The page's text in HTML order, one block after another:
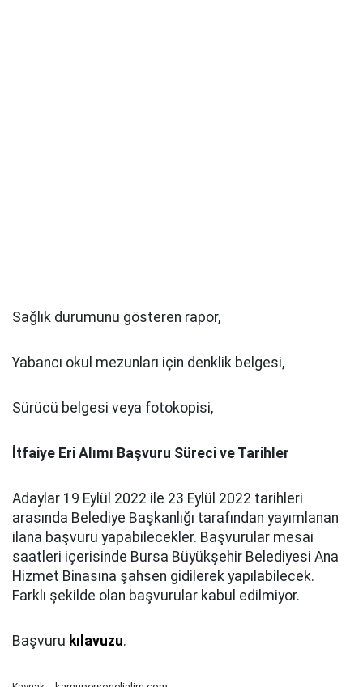
Sağlık durumunu gösteren rapor,
Yabancı okul mezunları için denklik belgesi,
Sürücü belgesi veya fotokopisi,
İtfaiye Eri Alımı Başvuru Süreci ve Tarihler
Adaylar 19 Eylül 2022 ile 23 Eylül 2022 tarihleri
arasında Belediye Başkanlığı tarafından yayımlanan
ilana başvuru yapabilecekler. Başvurular mesai
saatleri içerisinde Bursa Büyükşehir Belediyesi Ana
Hizmet Binasına şahsen gidilerek yapılabilecek.
Farklı şekilde olan başvurular kabul edilmiyor.
Başvuru kılavuzu.